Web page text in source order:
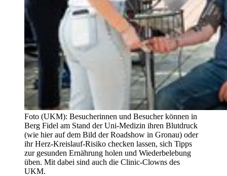
Foto (UKM): Besucherinnen und Besucher können in
Berg Fidel am Stand der Uni-Medizin ihren Blutdruck
(wie hier auf dem Bild der Roadshow in Gronau) oder
ihr Herz-Kreislauf-Risiko checken lassen, sich Tipps
zur gesunden Ernährung holen und Wiederbelebung
üben. Mit dabei sind auch die Clinic-Clowns des
UKM.